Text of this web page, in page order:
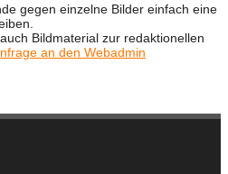
gegen einzelne Bilder einfach eine
Bildmaterial zur redaktionellen
an den Webadmin